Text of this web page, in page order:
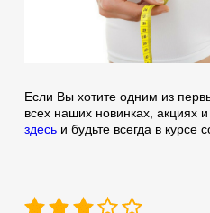
Если Вы хотите одним из
всех наших новинках, акциях
здесь и будьте всегда в курсе